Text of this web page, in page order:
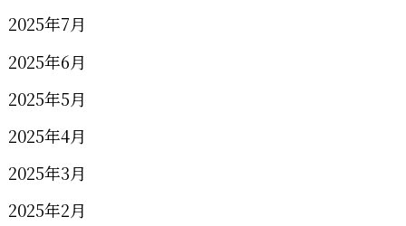
2025年7月
2025年6月
2025年5月
2025年4月
2025年3月
2025年2月